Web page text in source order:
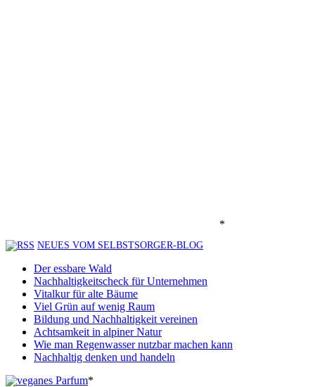
*
NEUES VOM SELBSTSORGER-BLOG
Der essbare Wald
Nachhaltigkeitscheck für Unternehmen
Vitalkur für alte Bäume
Viel Grün auf wenig Raum
Bildung und Nachhaltigkeit vereinen
Achtsamkeit in alpiner Natur
Wie man Regenwasser nutzbar machen kann
Nachhaltig denken und handeln
*